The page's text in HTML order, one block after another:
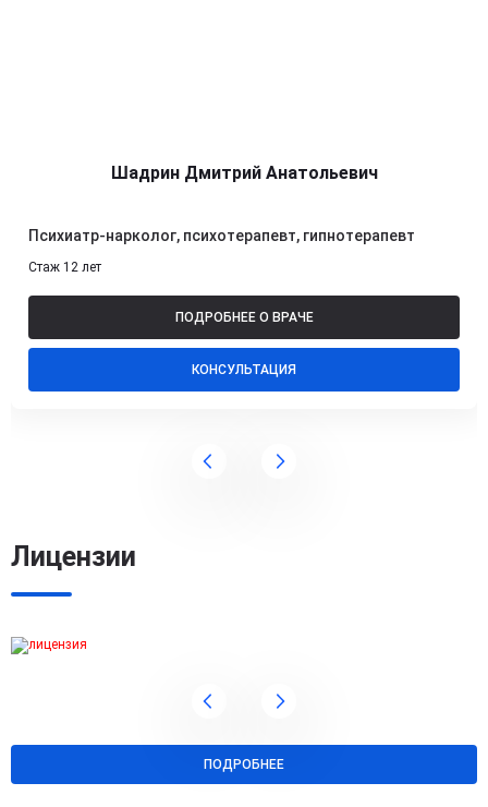
Шадрин Дмитрий Анатольевич
Психиатр-нарколог, психотерапевт, гипнотерапевт
Стаж 12 лет
ПОДРОБНЕЕ О ВРАЧЕ
КОНСУЛЬТАЦИЯ
Лицензии
ПОДРОБНЕЕ